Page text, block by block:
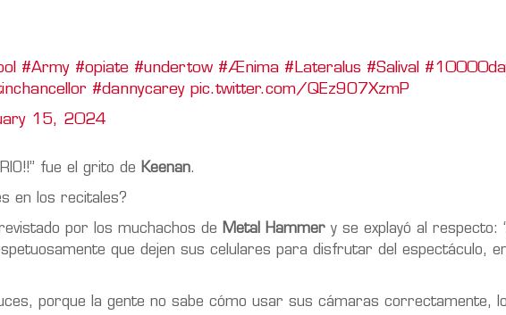
#Army #opiate #undertow #Ænima #Lateralus #Salival
#dannycarey pic.twitter.com/QEz9O7XzmP
15, 2024
fue el grito de Keenan.
en los recitales?
por los muchachos de Metal Hammer y se explayó al respecto:
que dejen sus celulares para disfrutar del espectáculo,
porque la gente no sabe cómo usar sus cámaras correctamente,